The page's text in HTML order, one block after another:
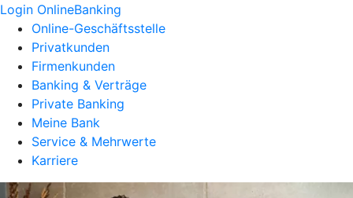
Login OnlineBanking
Online-Geschäftsstelle
Privatkunden
Firmenkunden
Banking & Verträge
Private Banking
Meine Bank
Service & Mehrwerte
Karriere